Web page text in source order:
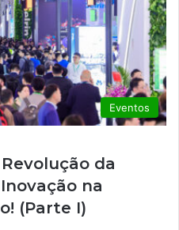
Eventos
Revolução da
na
(Parte I)